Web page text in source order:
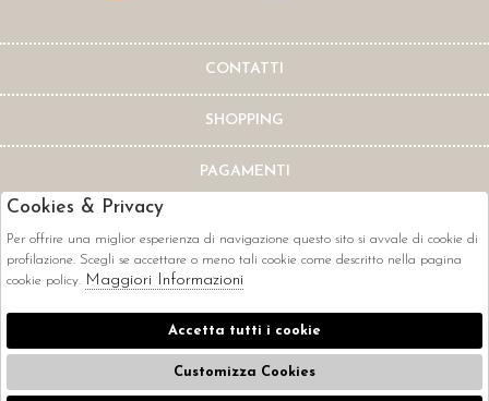
CONTATTI
SHOPPING
PAGAMENTI
CORRIERI
Cookies & Privacy
Per offrire una miglior esperienza di navigazione questo sito si avvale di cookie di
profilazione. Scegli se accettare o meno tali cookie come descritto nella pagina
cookie policy. Maggiori Informazioni
Accetta tutti i cookie
Customizza Cookies